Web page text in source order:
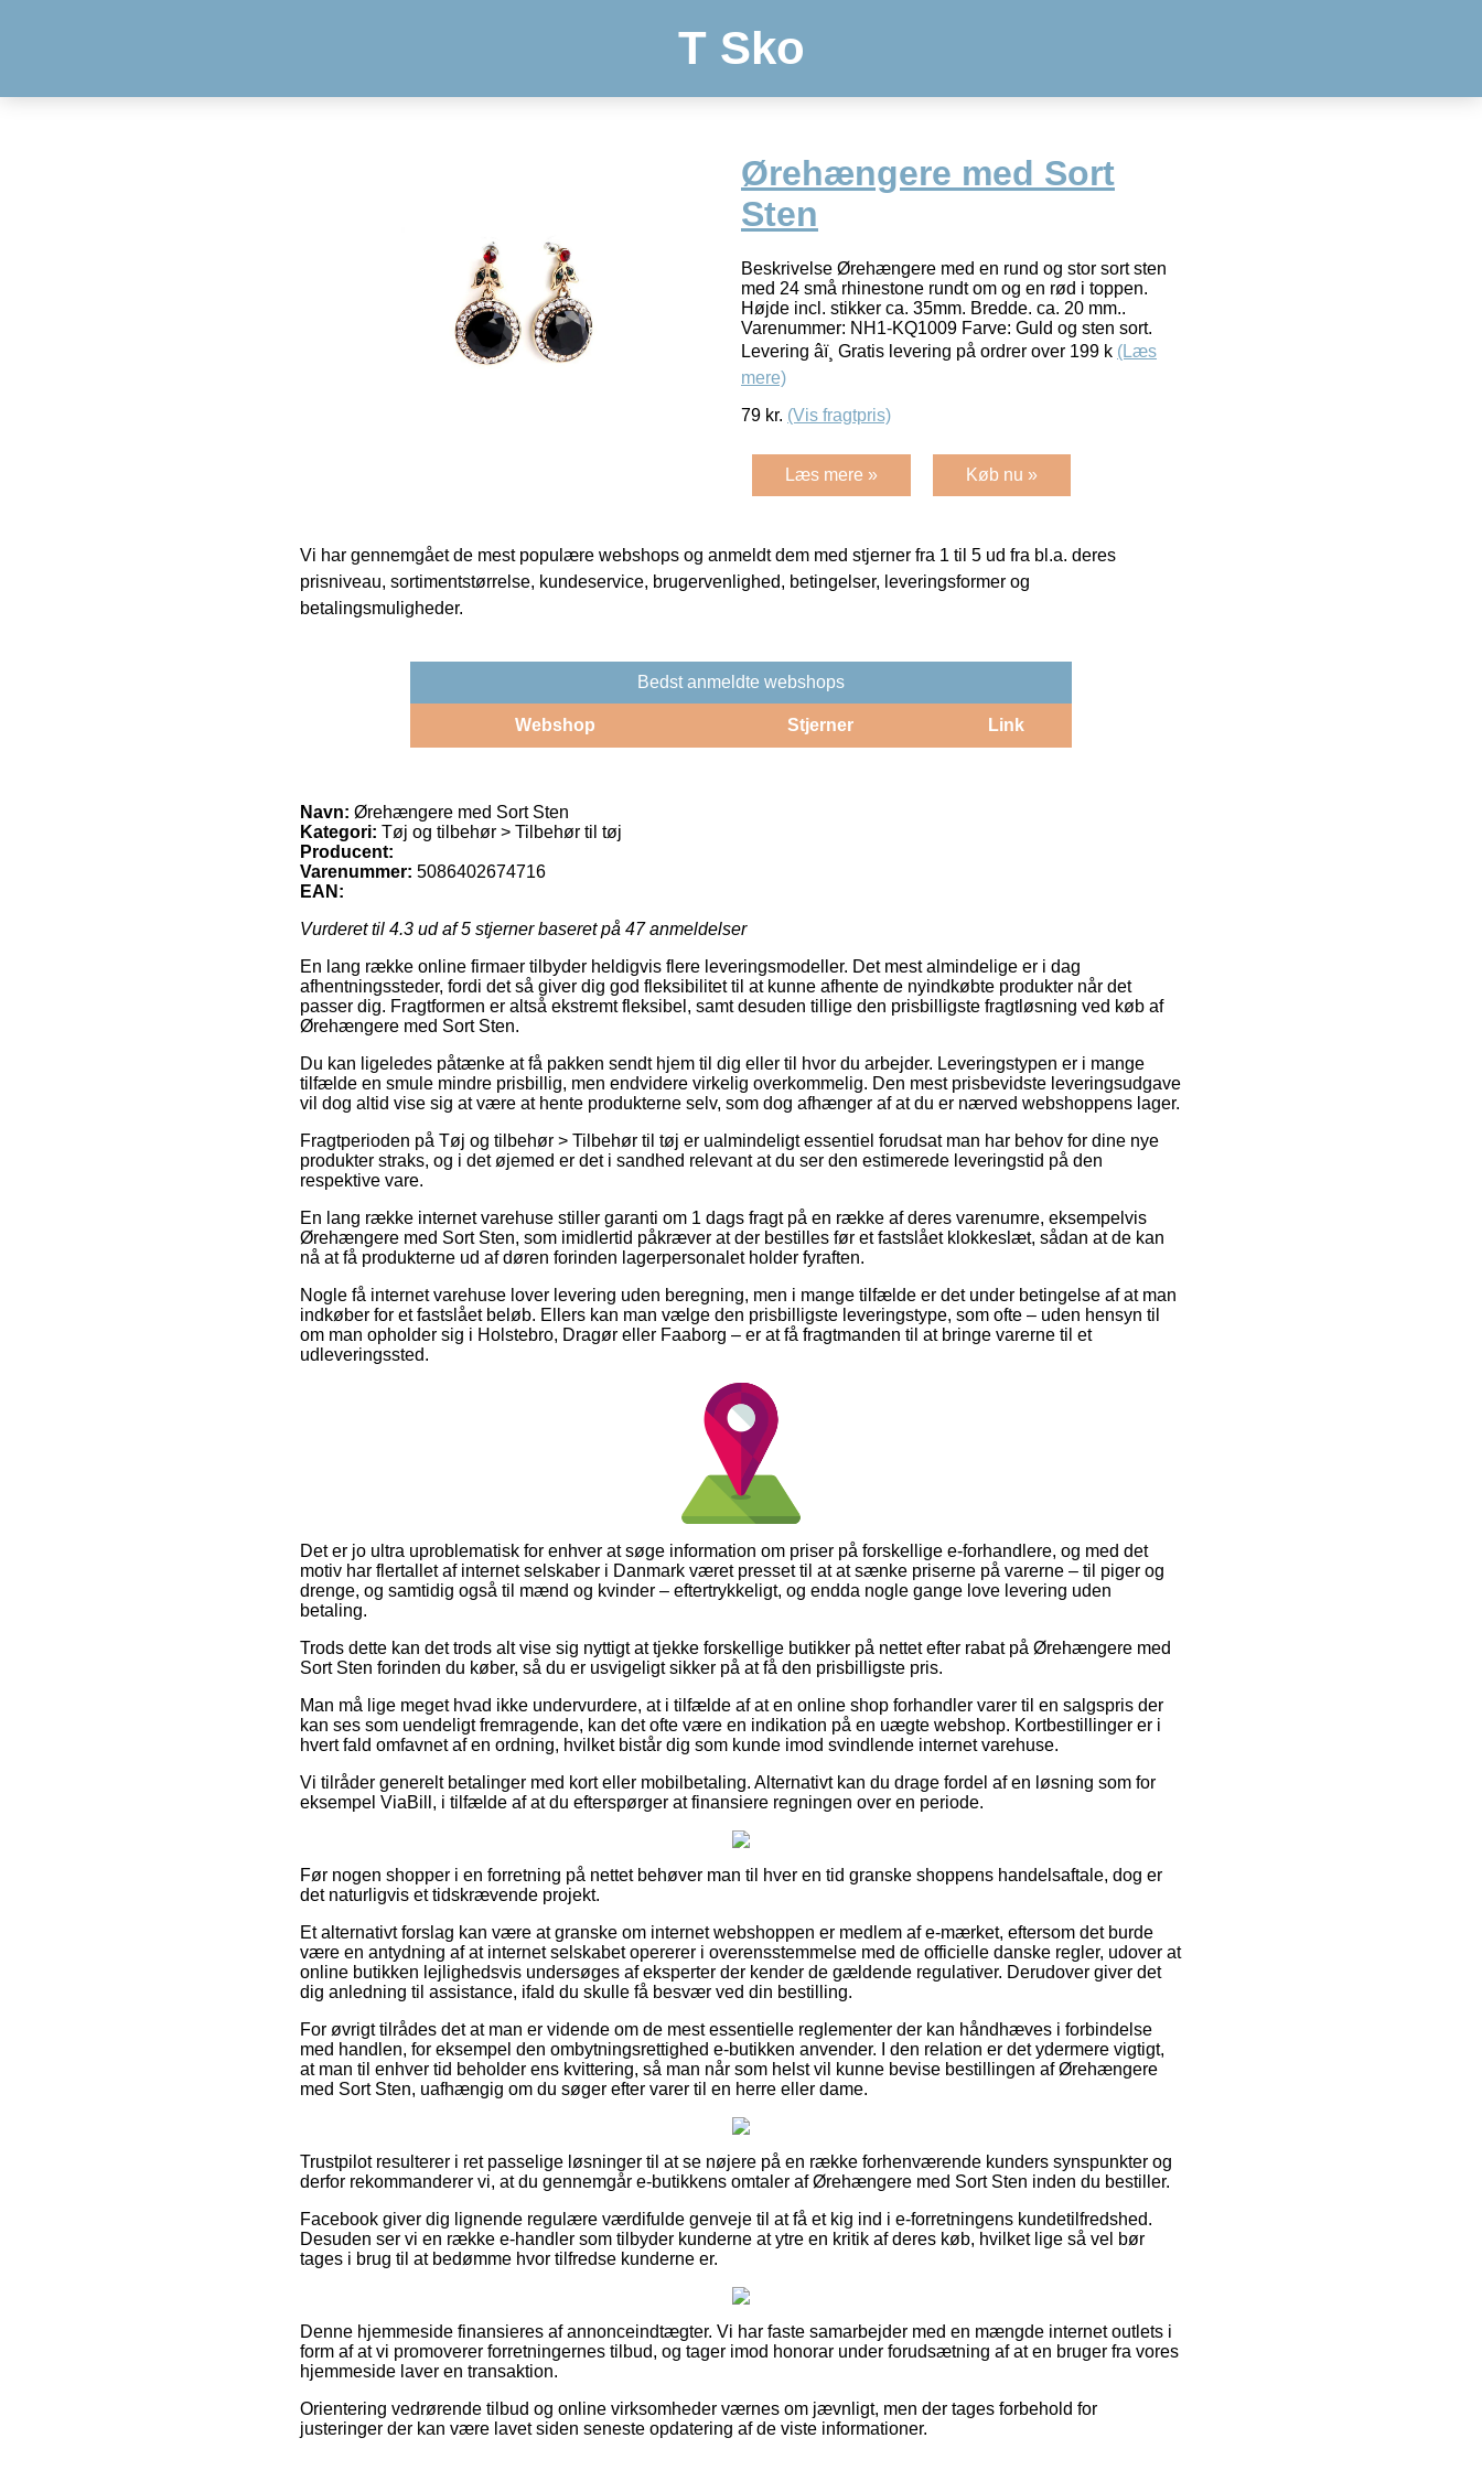
T Sko
Ørehængere med Sort
Sten
Beskrivelse Ørehængere med en rund og stor sort sten
med 24 små rhinestone rundt om og en rød i toppen.
Højde incl. stikker ca. 35mm. Bredde. ca. 20 mm..
Varenummer: NH1-KQ1009 Farve: Guld og sten sort.
Levering âï¸ Gratis levering på ordrer over 199 k (Læs
mere)
79 kr. (Vis fragtpris)
Læs mere » Køb nu »
Vi har gennemgået de mest populære webshops og anmeldt dem med stjerner fra 1 til 5 ud fra bl.a. deres
prisniveau, sortimentstørrelse, kundeservice, brugervenlighed, betingelser, leveringsformer og
betalingsmuligheder.
Bedst anmeldte webshops
Webshop Stjerner Link
Navn: Ørehængere med Sort Sten
Kategori: Tøj og tilbehør > Tilbehør til tøj
Producent:
Varenummer: 5086402674716
EAN:
Vurderet til 4.3 ud af 5 stjerner baseret på 47anmeldelser
En lang række online firmaer tilbyder heldigvis flere leveringsmodeller. Det mest almindelige er i dag
afhentningssteder, fordi det så giver dig god fleksibilitet til at kunne afhente de nyindkøbte produkter når det
passer dig. Fragtformen er altså ekstremt fleksibel, samt desuden tillige den prisbilligste fragtløsning ved køb af
Ørehængere med Sort Sten.
Du kan ligeledes påtænke at få pakken sendt hjem til dig eller til hvor du arbejder. Leveringstypen er i mange
tilfælde en smule mindre prisbillig, men endvidere virkelig overkommelig. Den mest prisbevidste leveringsudgave
vil dog altid vise sig at være at hente produkterne selv, som dog afhænger af at du er nærved webshoppens lager.
Fragtperioden på Tøj og tilbehør > Tilbehør til tøj er ualmindeligt essentiel forudsat man har behov for dine nye
produkter straks, og i det øjemed er det i sandhed relevant at du ser den estimerede leveringstid på den
respektive vare.
En lang række internet varehuse stiller garanti om 1 dags fragt på en række af deres varenumre, eksempelvis
Ørehængere med Sort Sten, som imidlertid påkræver at der bestilles før et fastslået klokkeslæt, sådan at de kan
nå at få produkterne ud af døren forinden lagerpersonalet holder fyraften.
Nogle få internet varehuse lover levering uden beregning, men i mange tilfælde er det under betingelse af at man
indkøber for et fastslået beløb. Ellers kan man vælge den prisbilligste leveringstype, som ofte – uden hensyn til
om man opholder sig i Holstebro, Dragør eller Faaborg – er at få fragtmanden til at bringe varerne til et
udleveringssted.
Det er jo ultra uproblematisk for enhver at søge information om priser på forskellige e-forhandlere, og med det
motiv har flertallet af internet selskaber i Danmark været presset til at at sænke priserne på varerne – til piger og
drenge, og samtidig også til mænd og kvinder – eftertrykkeligt, og endda nogle gange love levering uden
betaling.
Trods dette kan det trods alt vise sig nyttigt at tjekke forskellige butikker på nettet efter rabat på Ørehængere med
Sort Sten forinden du køber, så du er usvigeligt sikker på at få den prisbilligste pris.
Man må lige meget hvad ikke undervurdere, at i tilfælde af at en online shop forhandler varer til en salgspris der
kan ses som uendeligt fremragende, kan det ofte være en indikation på en uægte webshop. Kortbestillinger er i
hvert fald omfavnet af en ordning, hvilket bistår dig som kunde imod svindlende internet varehuse.
Vi tilråder generelt betalinger med kort eller mobilbetaling. Alternativt kan du drage fordel af en løsning som for
eksempel ViaBill, i tilfælde af at du efterspørger at finansiere regningen over en periode.
Før nogen shopper i en forretning på nettet behøver man til hver en tid granske shoppens handelsaftale, dog er
det naturligvis et tidskrævende projekt.
Et alternativt forslag kan være at granske om internet webshoppen er medlem af e-mærket, eftersom det burde
være en antydning af at internet selskabet opererer i overensstemmelse med de officielle danske regler, udover at
online butikken lejlighedsvis undersøges af eksperter der kender de gældende regulativer. Derudover giver det
dig anledning til assistance, ifald du skulle få besvær ved din bestilling.
For øvrigt tilrådes det at man er vidende om de mest essentielle reglementer der kan håndhæves i forbindelse
med handlen, for eksempel den ombytningsrettighed e-butikken anvender. I den relation er det ydermere vigtigt,
at man til enhver tid beholder ens kvittering, så man når som helst vil kunne bevise bestillingen af Ørehængere
med Sort Sten, uafhængig om du søger efter varer til en herre eller dame.
Trustpilot resulterer i ret passelige løsninger til at se nøjere på en række forhenværende kunders synspunkter og
derfor rekommanderer vi, at du gennemgår e-butikkens omtaler af Ørehængere med Sort Sten inden du bestiller.
Facebook giver dig lignende regulære værdifulde genveje til at få et kig ind i e-forretningens kundetilfredshed.
Desuden ser vi en række e-handler som tilbyder kunderne at ytre en kritik af deres køb, hvilket lige så vel bør
tages i brug til at bedømme hvor tilfredse kunderne er.
Denne hjemmeside finansieres af annonceindtægter. Vi har faste samarbejder med en mængde internet outlets i
form af at vi promoverer forretningernes tilbud, og tager imod honorar under forudsætning af at en bruger fra vores
hjemmeside laver en transaktion.
Orientering vedrørende tilbud og online virksomheder værnes om jævnligt, men der tages forbehold for
justeringer der kan være lavet siden seneste opdatering af de viste informationer.